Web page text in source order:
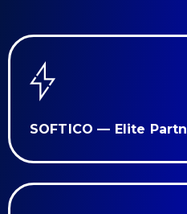
SOFTICO — Elite